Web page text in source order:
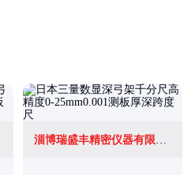
淄博瑞盛丰精密仪器有限公司